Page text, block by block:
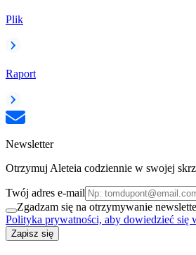
Plik
Raport
Newsletter
Otrzymuj Aleteia codziennie w swojej
Twój adres e-mail
Zgadzam się na otrzymywanie
Polityka prywatności, aby dowiedzieć się
Zapisz się